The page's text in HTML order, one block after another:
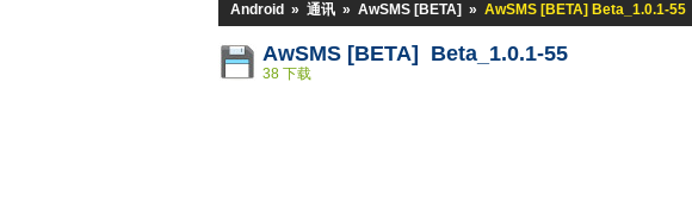
Android » 通讯 » AwSMS [BETA] » AwSMS [BETA] Beta_1.0.1-55
AwSMS [BETA] Beta_1.0.1-55
38 下载